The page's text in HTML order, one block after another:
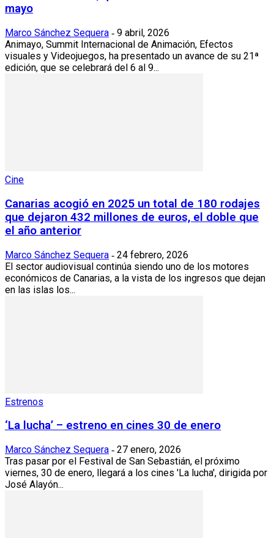
mayo
Marco Sánchez Sequera - 9 abril, 2026
Animayo, Summit Internacional de Animación, Efectos
visuales y Videojuegos, ha presentado un avance de su 21ª
edición, que se celebrará del 6 al 9...
Cine
Canarias acogió en 2025 un total de 180 rodajes
que dejaron 432 millones de euros, el doble que
el año anterior
Marco Sánchez Sequera - 24 febrero, 2026
El sector audiovisual continúa siendo uno de los motores
económicos de Canarias, a la vista de los ingresos que dejan
en las islas los...
Estrenos
‘La lucha’ – estreno en cines 30 de enero
Marco Sánchez Sequera - 27 enero, 2026
Tras pasar por el Festival de San Sebastián, el próximo
viernes, 30 de enero, llegará a los cines 'La lucha', dirigida por
José Alayón...